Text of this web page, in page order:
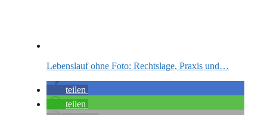
Lebenslauf ohne Foto: Rechtslage, Praxis und…
teilen
teilen